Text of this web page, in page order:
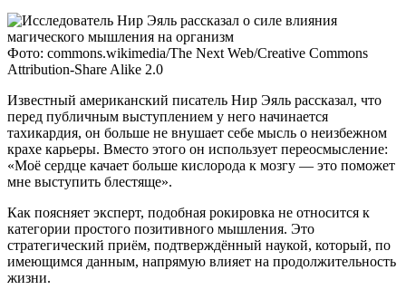
Фото: commons.wikimedia/The Next Web/Creative Commons
Attribution-Share Alike 2.0
Известный американский писатель Нир Эяль рассказал, что
перед публичным выступлением у него начинается
тахикардия, он больше не внушает себе мысль о неизбежном
крахе карьеры. Вместо этого он использует переосмысление:
«Моё сердце качает больше кислорода к мозгу — это поможет
мне выступить блестяще».
Как поясняет эксперт, подобная рокировка не относится к
категории простого позитивного мышления. Это
стратегический приём, подтверждённый наукой, который, по
имеющимся данным, напрямую влияет на продолжительность
жизни.